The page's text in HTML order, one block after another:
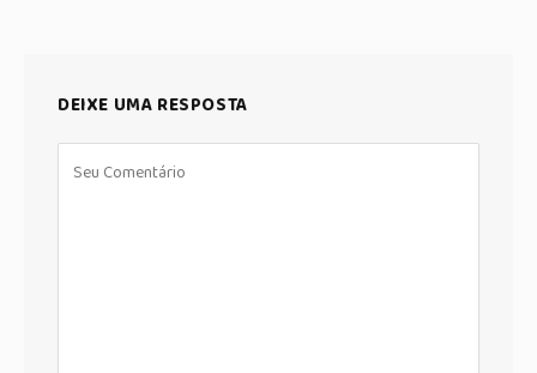
DEIXE UMA RESPOSTA